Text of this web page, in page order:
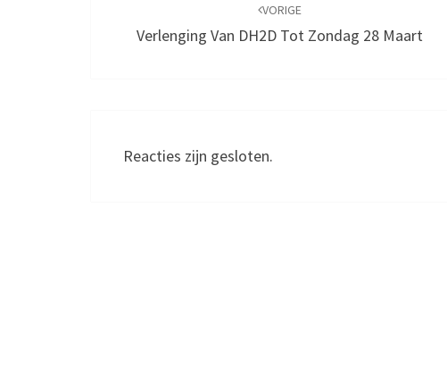
VORIGE
Verlenging Van DH2D Tot Zondag 28 Maart
Reacties zijn gesloten.